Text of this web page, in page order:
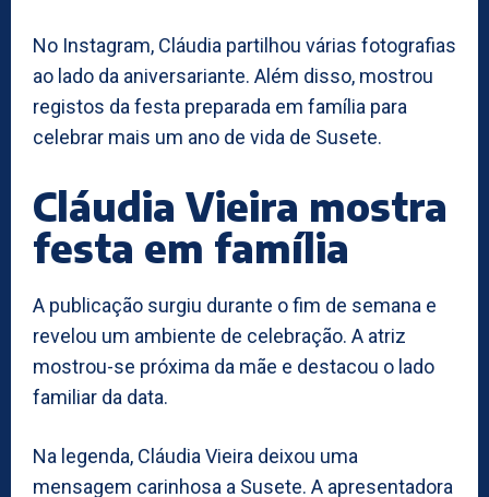
No Instagram, Cláudia partilhou várias fotografias
ao lado da aniversariante. Além disso, mostrou
registos da festa preparada em família para
celebrar mais um ano de vida de Susete.
Cláudia Vieira mostra
festa em família
A publicação surgiu durante o fim de semana e
revelou um ambiente de celebração. A atriz
mostrou-se próxima da mãe e destacou o lado
familiar da data.
Na legenda, Cláudia Vieira deixou uma
mensagem carinhosa a Susete. A apresentadora